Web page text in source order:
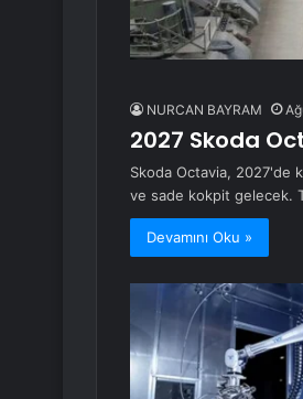
NURCAN BAYRAM
2027 Skoda
Skoda Octavia, 2027'de
ve sade kokpit gelecek.
Devamını Oku »